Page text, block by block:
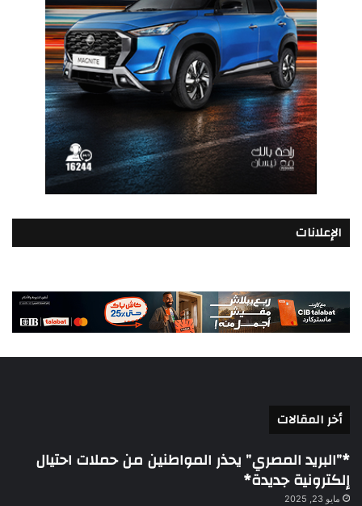
الإعلانات
أخر المقالات
*”البريد المصري” يحذر المواطنين من حملات احتيال
إلكترونية جديدة*
مايو 23, 2025